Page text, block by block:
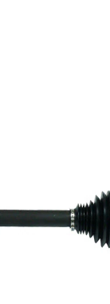
mm
med